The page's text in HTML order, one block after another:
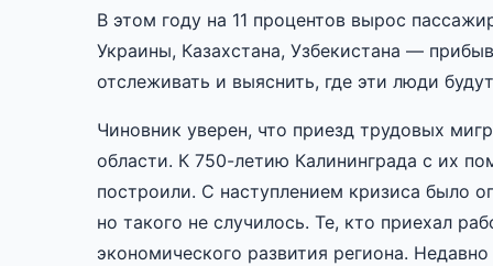
В этом году на 11 процентов вырос
Украины, Казахстана, Узбекистана —
отслеживать и выяснить, где эти люди
Чиновник уверен, что приезд трудовых
области. К 750-летию Калининграда с их
построили. С наступлением кризиса было
но такого не случилось. Те, кто приехал
экономического развития региона.